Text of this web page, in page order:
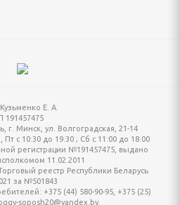
Е. А.
191457475
г. Минск, ул. Волгоградская, 21-14
Пт c 10:30 до 19:30 ; Сб c 11:00 до 18:00
регистрации №191457475, выдано
11.02.2011
реестр Республики Беларусь
за №501843
+375 (44) 580-90-95, +375 (25)
soposh20@yandex.by.